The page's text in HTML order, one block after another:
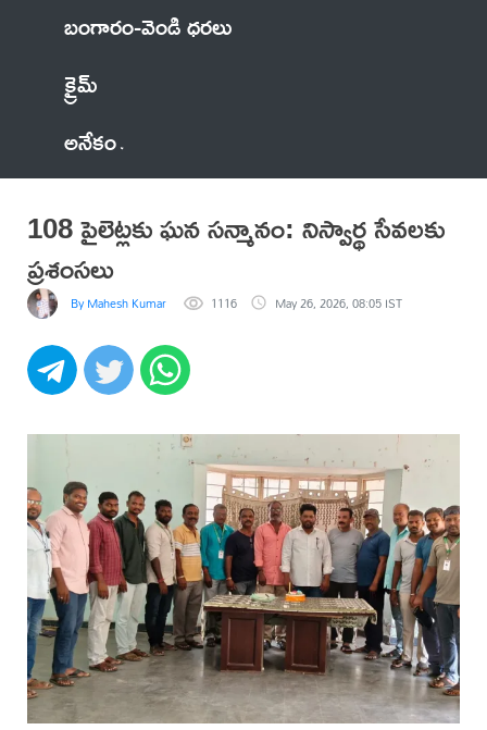
బంగారం-వెండి ధరలు
క్రైమ్
అనేకం
108 పైలెట్లకు ఘన సన్మానం: నిస్వార్థ సేవలకు
ప్రశంసలు
By Mahesh Kumar Edla 1116 May 26, 2026, 08:05 IST